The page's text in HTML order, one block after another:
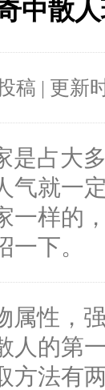
中散
稿 | 更新
是占大
气就一
一样的
下。
属性，
人的第
方法有